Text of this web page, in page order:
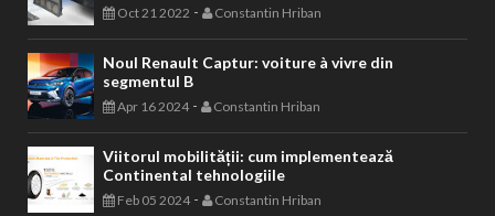
Oct 21 2022 - Constantin Hriban
Noul Renault Captur: voiture à vivre din
segmentul B
Apr 16 2024- Constantin Hriban
Viitorul mobilității: cum implementează
Continental tehnologiile
Feb 05 2024- Constantin Hriban